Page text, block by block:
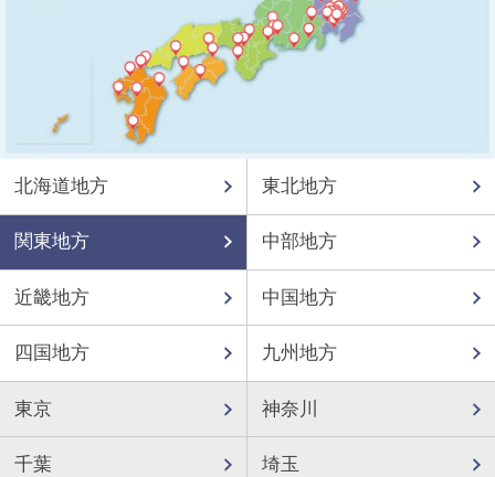
北海道地方 東北地方
関東地方 中部地方
近畿地方 中国地方
四国地方 九州地方
東京 神奈川
千葉 埼玉